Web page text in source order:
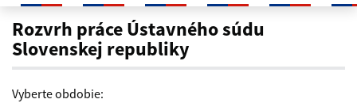
Rozvrh práce
Rozvrh práce Ústavného súdu
Slovenskej republiky
Vyberte obdobie: